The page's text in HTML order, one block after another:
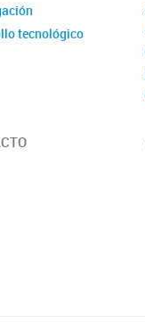
tecnológico